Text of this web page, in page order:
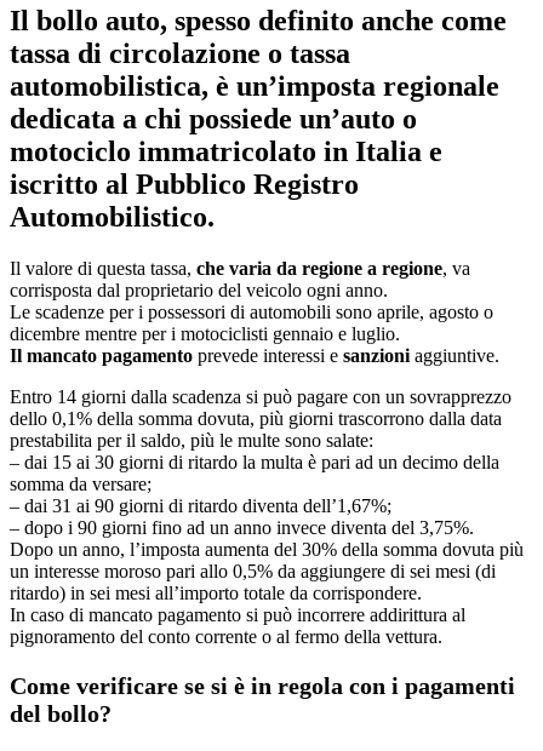
Il bollo auto, spesso definito anche come
tassa di circolazione o tassa
automobilistica, è un’imposta regionale
dedicata a chi possiede un’auto o
motociclo immatricolato in Italia e
iscritto al Pubblico Registro
Automobilistico.
Il valore di questa tassa, che varia da regione a regione, va
corrisposta dal proprietario del veicolo ogni anno.
Le scadenze per i possessori di automobili sono aprile, agosto o
dicembre mentre per i motociclisti gennaio e luglio.
Il mancato pagamento prevede interessi e sanzioni aggiuntive.
Entro 14 giorni dalla scadenza si può pagare con un sovrapprezzo
dello 0,1% della somma dovuta, più giorni trascorrono dalla data
prestabilita per il saldo, più le multe sono salate:
– dai 15 ai 30 giorni di ritardo la multa è pari ad un decimo della
somma da versare;
– dai 31 ai 90 giorni di ritardo diventa dell’1,67%;
– dopo i 90 giorni fino ad un anno invece diventa del 3,75%.
Dopo un anno, l’imposta aumenta del 30% della somma dovuta più
un interesse moroso pari allo 0,5% da aggiungere di sei mesi (di
ritardo) in sei mesi all’importo totale da corrispondere.
In caso di mancato pagamento si può incorrere addirittura al
pignoramento del conto corrente o al fermo della vettura.
Come verificare se si è in regola con i pagamenti
del bollo?